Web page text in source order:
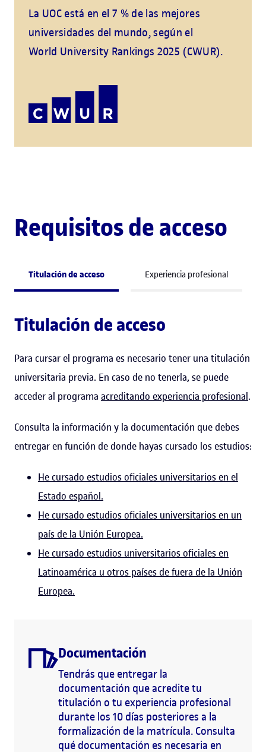
La UOC está en el 7 % de las mejores
universidades del mundo, según el
World University Rankings 2025 (CWUR).
Requisitos de acceso
Titulación de acceso Experiencia profesional
Titulación de acceso
Para cursar el programa es necesario tener una titulación
universitaria previa. En caso de no tenerla, se puede
acceder al programa acreditando experiencia profesional.
Consulta la información y la documentación que debes
entregar en función de donde hayas cursado los estudios:
He cursado estudios oficiales universitarios en el
Estado español.
He cursado estudios oficiales universitarios en un
país de la Unión Europea.
He cursado estudios universitarios oficiales en
Latinoamérica u otros países de fuera de la Unión
Europea.
Documentación
Tendrás que entregar la
documentación que acredite tu
titulación o tu experiencia profesional
durante los 10 días posteriores a la
formalización de la matrícula. Consulta
qué documentación es necesaria en